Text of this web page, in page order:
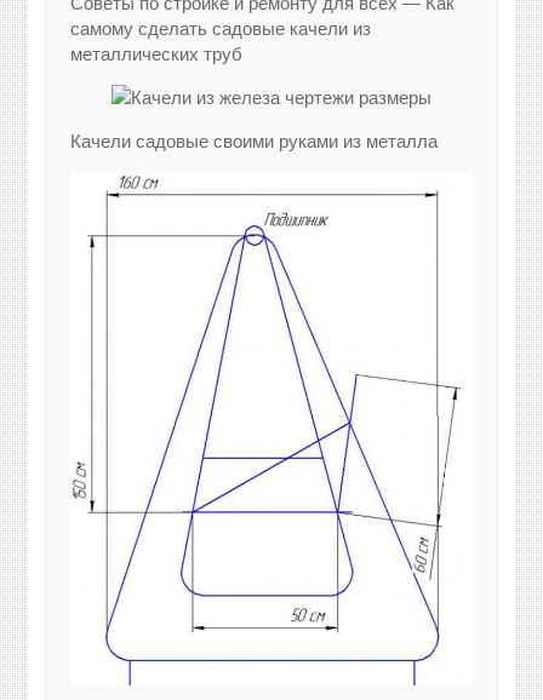
самому сделать садовые качели из
металлических труб
Качели садовые своими руками из металла